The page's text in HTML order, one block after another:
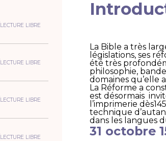
LECTURE LIBRE
LECTURE LIBRE
LECTURE LIBRE
LECTURE LIBRE
La Bible a très
législations, ses
été très
philosophie,
domaines qu’elle
La Réforme a
est désormais
l’imprimerie
technique
dans les langues
31 octobre